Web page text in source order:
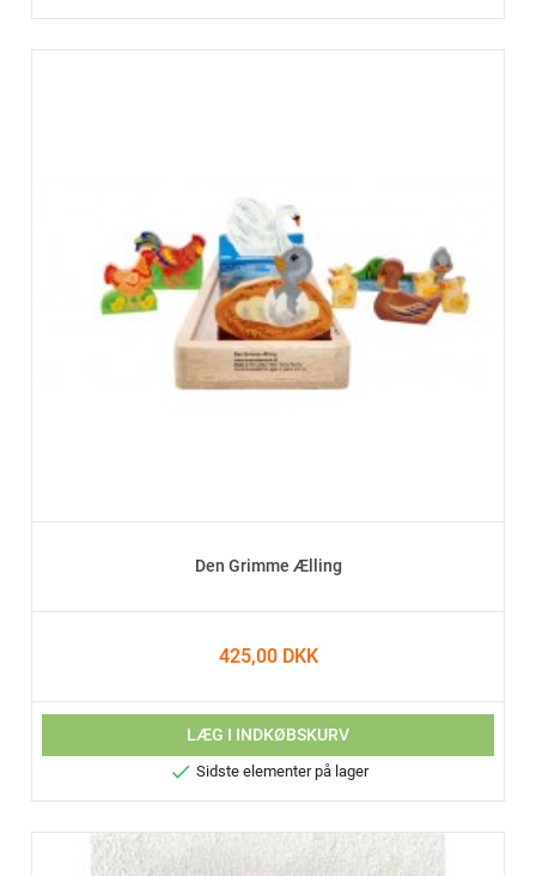
Den Grimme Ælling
425,00 DKK
LÆG I INDKØBSKURV
 Sidste elementer på lager